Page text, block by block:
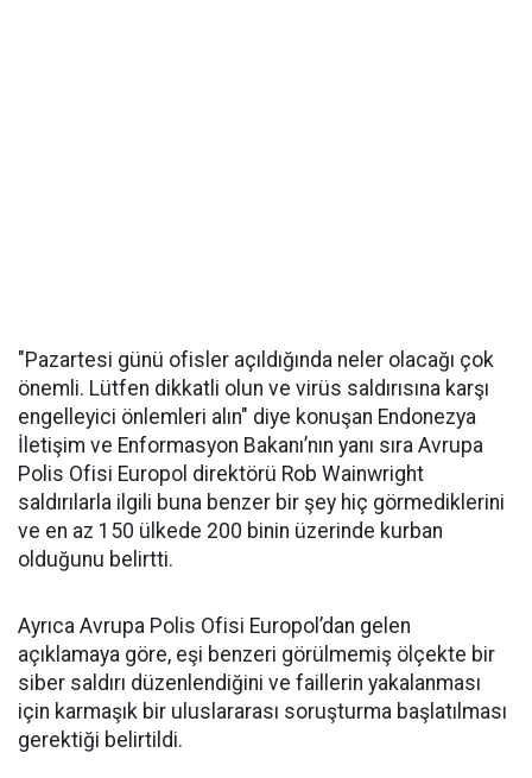
"Pazartesi günü ofisler açıldığında neler olacağı çok
önemli. Lütfen dikkatli olun ve virüs saldırısına karşı
engelleyici önlemleri alın" diye konuşan Endonezya
İletişim ve Enformasyon Bakanı’nın yanı sıra Avrupa
Polis Ofisi Europol direktörü Rob Wainwright
saldırılarla ilgili buna benzer bir şey hiç görmediklerini
ve en az 150 ülkede 200 binin üzerinde kurban
olduğunu belirtti.
Ayrıca Avrupa Polis Ofisi Europol’dan gelen
açıklamaya göre, eşi benzeri görülmemiş ölçekte bir
siber saldırı düzenlendiğini ve faillerin yakalanması
için karmaşık bir uluslararası soruşturma başlatılması
gerektiği belirtildi.